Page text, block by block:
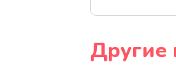
Другие